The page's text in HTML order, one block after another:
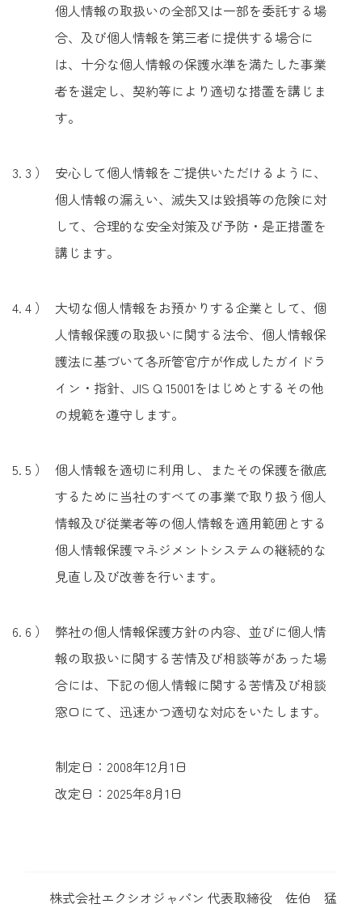
個人情報の取扱いの全部又は一部を委託する場
合、及び個人情報を第三者に提供する場合に
は、十分な個人情報の保護水準を満たした事業
者を選定し、契約等により適切な措置を講じま
す。
安心して個人情報をご提供いただけるように、
個人情報の漏えい、滅失又は毀損等の危険に対
して、合理的な安全対策及び予防・是正措置を
講じます。
大切な個人情報をお預かりする企業として、個
人情報保護の取扱いに関する法令、個人情報保
護法に基づいて各所管官庁が作成したガイドラ
イン・指針、JIS Q 15001をはじめとするその他
の規範を遵守します。
個人情報を適切に利用し、またその保護を徹底
するために当社のすべての事業で取り扱う個人
情報及び従業者等の個人情報を適用範囲とする
個人情報保護マネジメントシステムの継続的な
見直し及び改善を行います。
弊社の個人情報保護方針の内容、並びに個人情
報の取扱いに関する苦情及び相談等があった場
合には、下記の個人情報に関する苦情及び相談
窓口にて、迅速かつ適切な対応をいたします。
制定日：2008年12月1日
改定日：2025年8月1日
株式会社エクシオジャパン 代表取締役 佐伯 猛